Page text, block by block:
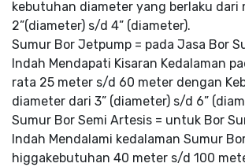
kebutuhan diameter yang berlaku dari
2”(diameter) s/d 4” (diameter).
Sumur Bor Jetpump = pada Jasa Bor
Indah Mendapati Kisaran Kedalaman
rata 25 meter s/d 60 meter dengan
diameter dari 3” (diameter) s/d 6”
Sumur Bor Semi Artesis = untuk Bor
Indah Mendalami kedalaman Sumur
higgakebutuhan 40 meter s/d 100